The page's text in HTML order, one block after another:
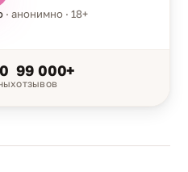
· анонимно · 18+
99 000+
отзывов